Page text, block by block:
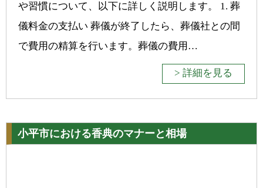
や習慣について、以下に詳しく説明します。 1. 葬
儀料金の支払い 葬儀が終了したら、葬儀社との間
で費用の精算を行います。葬儀の費用…
> 詳細を見る
小平市における香典のマナーと相場